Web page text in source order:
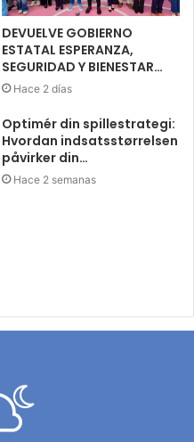
DEVUELVE GOBIERNO
ESTATAL ESPERANZA,
SEGURIDAD Y BIENESTAR…
Hace 2 días
Optimér din spillestrategi:
Hvordan indsatsstørrelsen
påvirker din…
Hace 2 semanas